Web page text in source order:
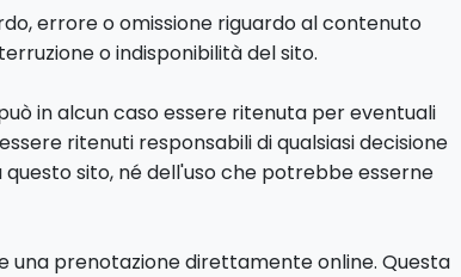
errore o omissione riguardo al contenuto
o indisponibilità del sito.
in alcun caso essere ritenuta per eventuali
ritenuti responsabili di qualsiasi decisione
sito, né dell'uso che potrebbe esserne
una prenotazione direttamente online. Questa